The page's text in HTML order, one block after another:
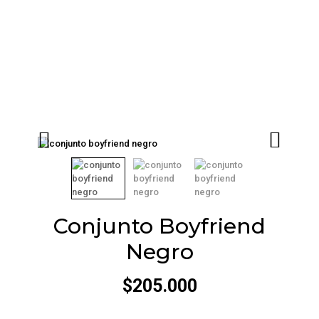
Conjunto Boyfriend
Negro
$205.000